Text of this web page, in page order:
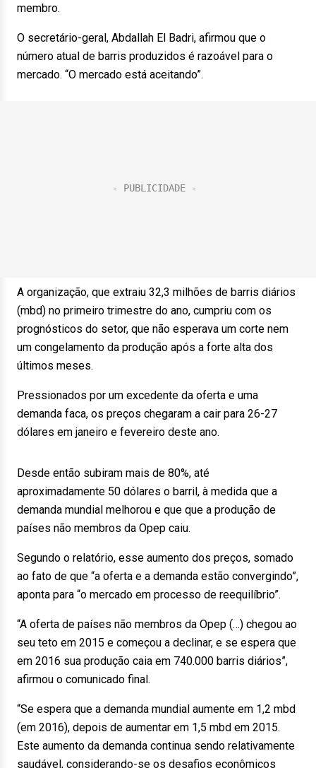
membro.
O secretário-geral, Abdallah El Badri, afirmou que o
número atual de barris produzidos é razoável para o
mercado. “O mercado está aceitando”.
A organização, que extraiu 32,3 milhões de barris diários
(mbd) no primeiro trimestre do ano, cumpriu com os
prognósticos do setor, que não esperava um corte nem
um congelamento da produção após a forte alta dos
últimos meses.
Pressionados por um excedente da oferta e uma
demanda faca, os preços chegaram a cair para 26-27
dólares em janeiro e fevereiro deste ano.
Desde então subiram mais de 80%, até
aproximadamente 50 dólares o barril, à medida que a
demanda mundial melhorou e que que a produção de
países não membros da Opep caiu.
Segundo o relatório, esse aumento dos preços, somado
ao fato de que “a oferta e a demanda estão convergindo”,
aponta para “o mercado em processo de reequilíbrio”.
“A oferta de países não membros da Opep (…) chegou ao
seu teto em 2015 e começou a declinar, e se espera que
em 2016 sua produção caia em 740.000 barris diários”,
afirmou o comunicado final.
“Se espera que a demanda mundial aumente em 1,2 mbd
(em 2016), depois de aumentar em 1,5 mbd em 2015.
Este aumento da demanda continua sendo relativamente
saudável, considerando-se os desafios econômicos